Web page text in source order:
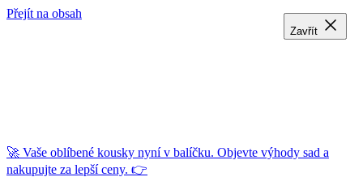
Přejít na obsah
🚀 Vaše oblíbené kousky nyní v balíčku. Objevte výhody sad a
nakupujte za lepší ceny. 👉
Zavřít
Zavřít
Zavřít